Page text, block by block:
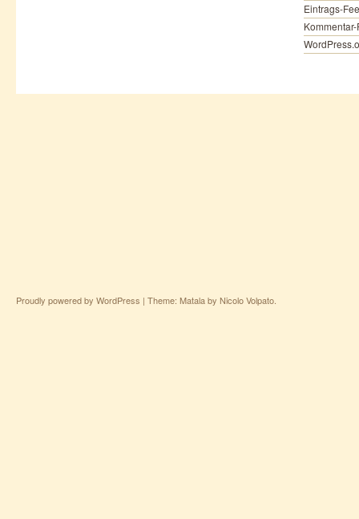
Eintrags-
Proudly powered by WordPress | Theme: Matala by Nicolo Volpato.